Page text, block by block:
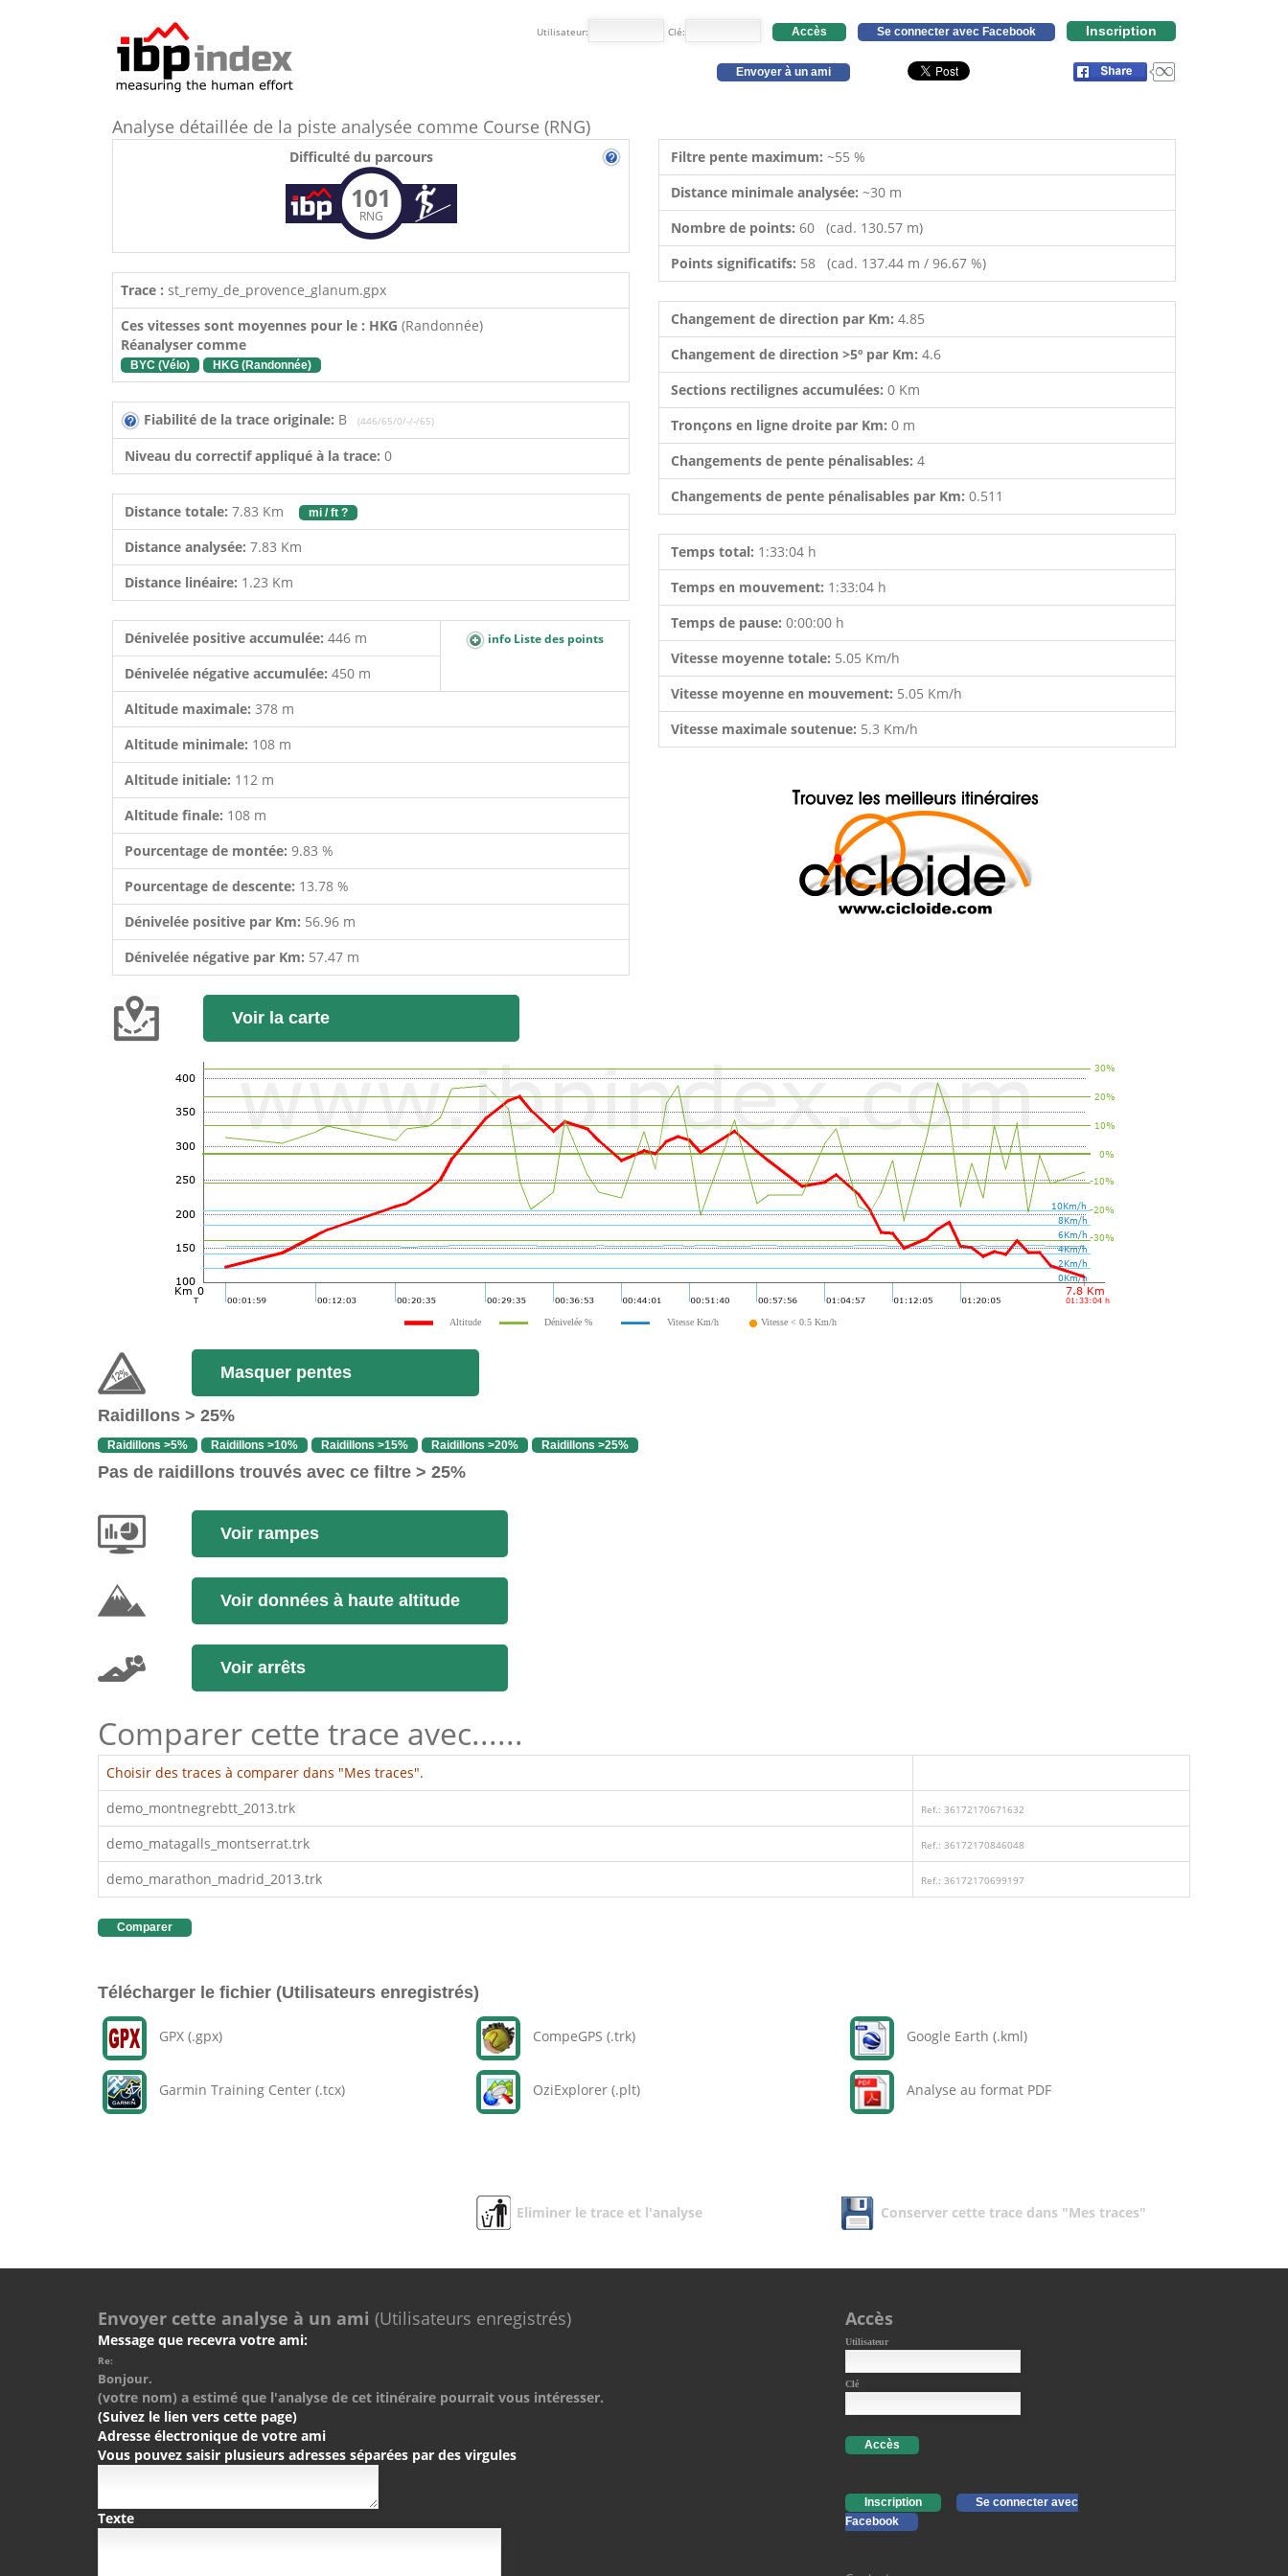
Utilisateur: Clé: Accès Se connecter avec Facebook Inscription
Envoyer à un ami
Analyse détaillée de la piste analysée comme Course (RNG)
Difficulté du parcours
101
RNG
Trace : st_remy_de_provence_glanum.gpx
Ces vitesses sont moyennes pour le : HKG (Randonnée)
Réanalyser comme
BYC (Vélo) HKG (Randonnée)
Fiabilité de la trace originale: B (446/65/0/-/-/65)
Niveau du correctif appliqué à la trace: 0
Distance totale: 7.83 Km mi / ft ?
Distance analysée: 7.83 Km
Distance linéaire: 1.23 Km
Dénivelée positive accumulée: 446 m info Liste des points
Dénivelée négative accumulée: 450 m
Altitude maximale: 378 m
Altitude minimale: 108 m
Altitude initiale: 112 m
Altitude finale: 108 m
Pourcentage de montée: 9.83 %
Pourcentage de descente: 13.78 %
Dénivelée positive par Km: 56.96 m
Dénivelée négative par Km: 57.47 m
Filtre pente maximum: ~55 %
Distance minimale analysée: ~30 m
Nombre de points: 60 (cad. 130.57 m)
Points significatifs: 58 (cad. 137.44 m / 96.67 %)
Changement de direction par Km: 4.85
Changement de direction >5º par Km: 4.6
Sections rectilignes accumulées: 0 Km
Tronçons en ligne droite par Km: 0 m
Changements de pente pénalisables: 4
Changements de pente pénalisables par Km: 0.511
Temps total: 1:33:04 h
Temps en mouvement: 1:33:04 h
Temps de pause: 0:00:00 h
Vitesse moyenne totale: 5.05 Km/h
Vitesse moyenne en mouvement: 5.05 Km/h
Vitesse maximale soutenue: 5.3 Km/h
Voir la carte
Altitude Dénivelée % Vitesse Km/h Vitesse < 0.5 Km/h
Masquer pentes
Raidillons > 25%
Raidillons >5% Raidillons >10% Raidillons >15% Raidillons >20% Raidillons >25%
Pas de raidillons trouvés avec ce filtre > 25%
Voir rampes
Voir données à haute altitude
Voir arrêts
Comparer cette trace avec......
Choisir des traces à comparer dans "Mes traces".
demo_montnegrebtt_2013.trk
Ref.: 36172170671632
demo_matagalls_montserrat.trk Ref.: 36172170846048
demo_marathon_madrid_2013.trk Ref.: 36172170699197
Comparer
Télécharger le fichier (Utilisateurs enregistrés)
GPX (.gpx)
Garmin Training Center (.tcx)
CompeGPS (.trk)
OziExplorer (.plt)
Google Earth (.kml)
Analyse au format PDF
Eliminer le trace et l'analyse Conserver cette trace dans "Mes traces"
Envoyer cette analyse à un ami (Utilisateurs enregistrés)
Message que recevra votre ami:
Re:
Bonjour.
(votre nom) a estimé que l'analyse de cet itinéraire pourrait vous intéresser.
(Suivez le lien vers cette page)
Adresse électronique de votre ami
Vous pouvez saisir plusieurs adresses séparées par des virgules
Texte
Accès
Utilisateur
Clé
Accès
Inscription
Se connecter avec
Facebook